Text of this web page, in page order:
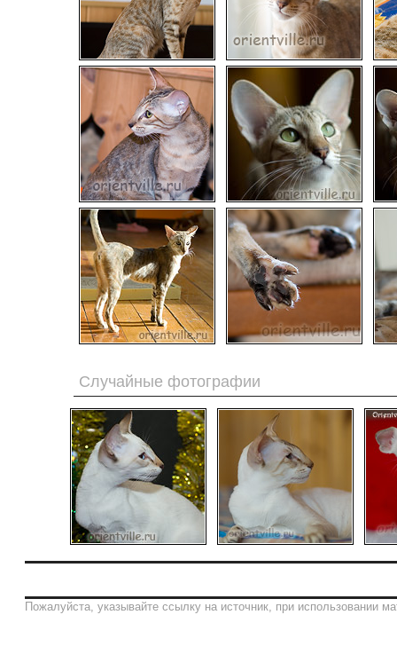
Случайные фотографии
Пожалуйста, указывайте ссылку на источник, при использовании